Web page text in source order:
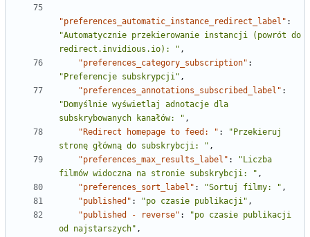
"preferences_automatic_instance_redirect_label" :
"Automatycznie przekierowanie instancji (powrót do
redirect.invidious.io): " ,
"preferences_category_subscription" :
"Preferencje subskrypcji" ,
"preferences_annotations_subscribed_label" :
"Domyślnie wyświetlaj adnotacje dla
subskrybowanych kanałów: " ,
"Redirect homepage to feed: " :
"Przekieruj
stronę główną do subskrybcji: " ,
"preferences_max_results_label" :
"Liczba
filmów widoczna na stronie subskrybcji: " ,
"preferences_sort_label" : "Sortuj filmy: " ,
"published" : "po czasie publikacji" ,
"published - reverse" :
"po czasie publikacji
od najstarszych" ,